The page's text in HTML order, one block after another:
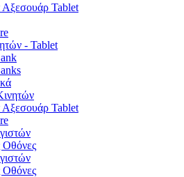
Αξεσουάρ Tablet
- Tablet
Αξεσουάρ Tablet
Οθόνες
Οθόνες